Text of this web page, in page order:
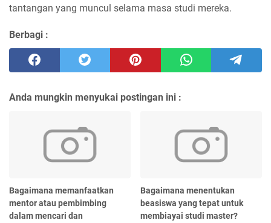
tantangan yang muncul selama masa studi mereka.
Berbagi :
Anda mungkin menyukai postingan ini :
Bagaimana memanfaatkan
mentor atau pembimbing
dalam mencari dan
Bagaimana menentukan
beasiswa yang tepat untuk
membiayai studi master?